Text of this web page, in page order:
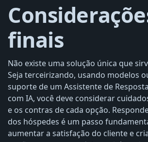
finais
Não existe uma solução única que
Seja terceirizando, usando modelos
suporte de um Assistente de
com IA, você deve considerar
e os contras de cada opção.
dos hóspedes é um passo
aumentar a satisfação do cliente e